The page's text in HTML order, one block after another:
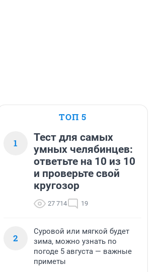
ТОП 5
1
Тест для самых
умных челябинцев:
ответьте на 10 из 10
и проверьте свой
кругозор
27 714 19
2
Суровой или мягкой будет
зима, можно узнать по
погоде 5 августа — важные
приметы